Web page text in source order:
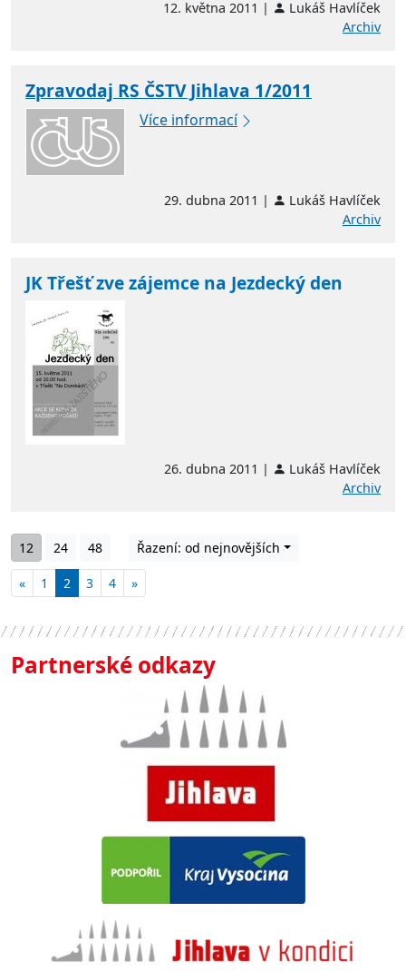
12. května 2011 |
Lukáš Havlíček
Archiv
Zpravodaj RS ČSTV Jihlava 1/2011
Více informací
29. dubna 2011 |
Lukáš Havlíček
Archiv
JK Třešť zve zájemce na Jezdecký den
26. dubna 2011 |
Lukáš Havlíček
Archiv
12 24 48 Řazení: od nejnovějších
« 1 2 3 4 »
Partnerské odkazy